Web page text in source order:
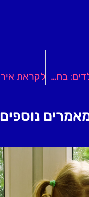
מזוזות לחדרי ילדים: בחרו והתקינו אותן בעצמכם!
נוספים